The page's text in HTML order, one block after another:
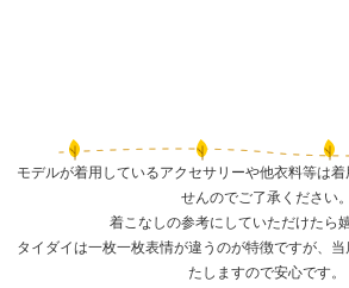
モデルが着用しているアクセサリーや他衣料等は
せんのでご了承ください。
着こなしの参考にしていただけたら
タイダイは一枚一枚表情が違うのが特徴ですが、
たしますので安心です。